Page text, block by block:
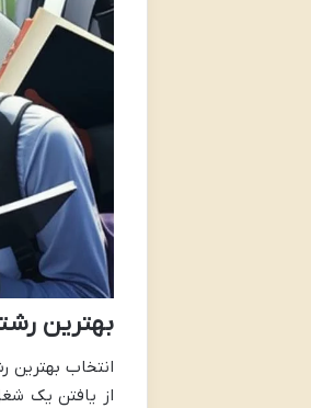
بهترین
انتخاب بهترین
از یافتن یک